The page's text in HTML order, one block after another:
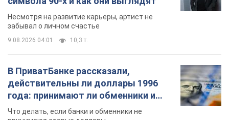
банки такие купюры
принимают старые доллары